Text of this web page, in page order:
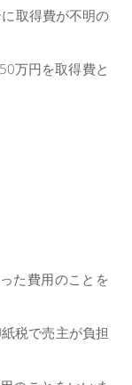
取得費が不明の
万円を取得費と
た費用のことを
税で売主が負担